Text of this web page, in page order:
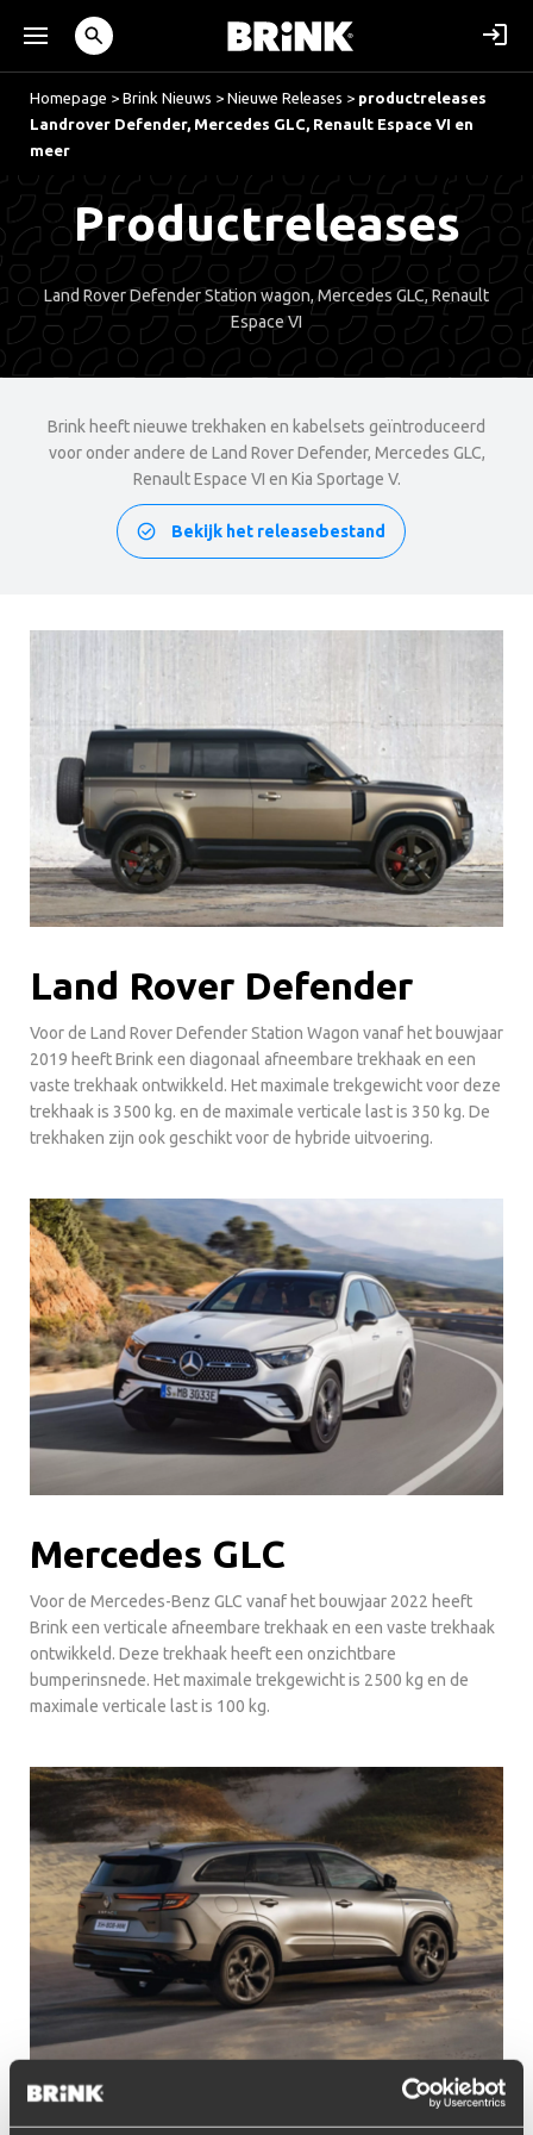
Homepage > Brink Nieuws > Nieuwe Releases > productreleases
Landrover Defender, Mercedes GLC, Renault Espace VI en
meer
Productreleases
Land Rover Defender Station wagon, Mercedes GLC, Renault
Espace VI
Brink heeft nieuwe trekhaken en kabelsets geïntroduceerd
voor onder andere de Land Rover Defender, Mercedes GLC,
Renault Espace VI en Kia Sportage V.
Bekijk het releasebestand
Land Rover Defender
Voor de Land Rover Defender Station Wagon vanaf het bouwjaar
2019 heeft Brink een diagonaal afneembare trekhaak en een
vaste trekhaak ontwikkeld. Het maximale trekgewicht voor deze
trekhaak is 3500 kg. en de maximale verticale last is 350 kg. De
trekhaken zijn ook geschikt voor de hybride uitvoering.
Mercedes GLC
Voor de Mercedes-Benz GLC vanaf het bouwjaar 2022 heeft
Brink een verticale afneembare trekhaak en een vaste trekhaak
ontwikkeld. Deze trekhaak heeft een onzichtbare
bumperinsnede. Het maximale trekgewicht is 2500 kg en de
maximale verticale last is 100 kg.
Renault Espace VI